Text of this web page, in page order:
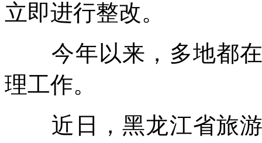
立即进行整改。
今年以来，多地都在
理工作。
近日，黑龙江省旅游